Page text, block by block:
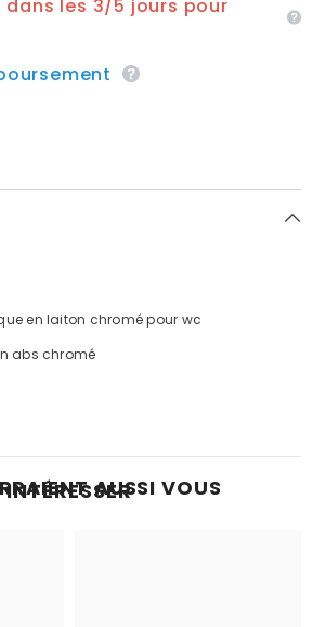
dans les 3/5 jours pour
en laiton chromé pour wc
abs chromé
AUSSI VOUS
INTÉRESSER